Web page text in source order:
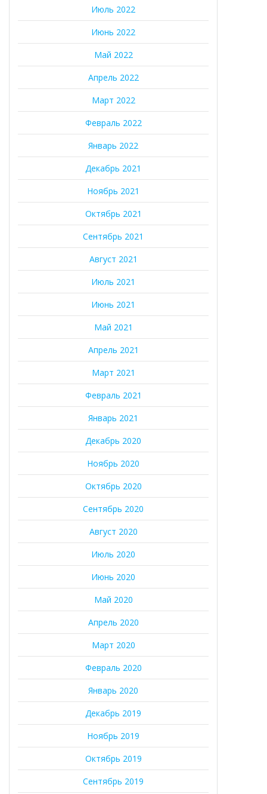
Июль 2022
Июнь 2022
Май 2022
Апрель 2022
Март 2022
Февраль 2022
Январь 2022
Декабрь 2021
Ноябрь 2021
Октябрь 2021
Сентябрь 2021
Август 2021
Июль 2021
Июнь 2021
Май 2021
Апрель 2021
Март 2021
Февраль 2021
Январь 2021
Декабрь 2020
Ноябрь 2020
Октябрь 2020
Сентябрь 2020
Август 2020
Июль 2020
Июнь 2020
Май 2020
Апрель 2020
Март 2020
Февраль 2020
Январь 2020
Декабрь 2019
Ноябрь 2019
Октябрь 2019
Сентябрь 2019